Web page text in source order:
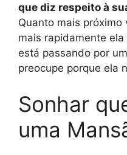
que diz respeito à
Quanto mais próximo
mais rapidamente
está passando por
preocupe porque ela
Sonhar
uma